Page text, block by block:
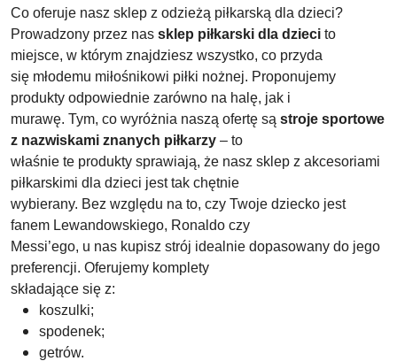
Co oferuje nasz sklep z odzieżą piłkarską dla dzieci?
Prowadzony przez nas sklep piłkarski dla dzieci to
miejsce, w którym znajdziesz wszystko, co przyda
się młodemu miłośnikowi piłki nożnej. Proponujemy
produkty odpowiednie zarówno na halę, jak i
murawę. Tym, co wyróżnia naszą ofertę są stroje sportowe
z nazwiskami znanych piłkarzy – to
właśnie te produkty sprawiają, że nasz sklep z akcesoriami
piłkarskimi dla dzieci jest tak chętnie
wybierany. Bez względu na to, czy Twoje dziecko jest
fanem Lewandowskiego, Ronaldo czy
Messi’ego, u nas kupisz strój idealnie dopasowany do jego
preferencji. Oferujemy komplety
składające się z:
koszulki;
spodenek;
getrów.